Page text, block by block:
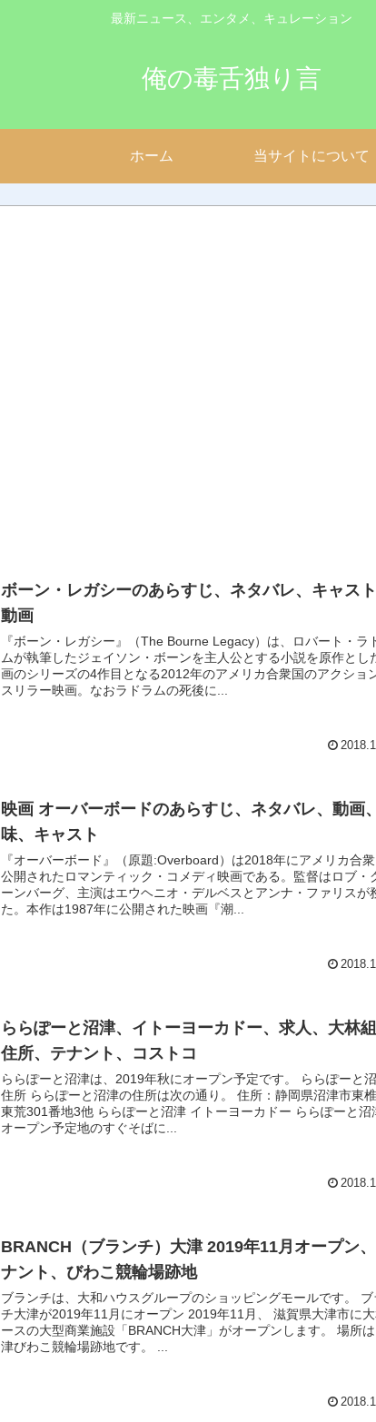
最新ニュース、エンタメ、キュレーション
俺の毒舌独り言
ホーム 当サイトについて
ボーン・レガシーのあらすじ、ネタバレ、キャスト
動画
『ボーン・レガシー』（The Bourne Legacy）は、ロバート・ラ
ムが執筆したジェイソン・ボーンを主人公とする小説を原作とし
画のシリーズの4作目となる2012年のアメリカ合衆国のアクショ
スリラー映画。なおラドラムの死後に...
映画 オーバーボードのあらすじ、ネタバレ、動画
味、キャスト
『オーバーボード』（原題:Overboard）は2018年にアメリカ合
公開されたロマンティック・コメディ映画である。監督はロブ・
ーンバーグ、主演はエウヘニオ・デルベスとアンナ・ファリスが
た。本作は1987年に公開された映画『潮...
ららぽーと沼津、イトーヨーカドー、求人、大林組
住所、テナント、コストコ
ららぽーと沼津は、2019年秋にオープン予定です。 ららぽーと
住所 ららぽーと沼津の住所は次の通り。 住所：静岡県沼津市東椎路字
東荒301番地3他 ららぽーと沼津 イトーヨーカドー ららぽーと沼津の
オープン予定地のすぐそばに...
BRANCH（ブランチ）大津 2019年11月オープン
ナント、びわこ競輪場跡地
ブランチは、大和ハウスグループのショッピングモールです。 ブ
チ大津が2019年11月にオープン 2019年11月、 滋賀県大津市に大
ースの大型商業施設「BRANCH大津」がオープンします。 場所は、大